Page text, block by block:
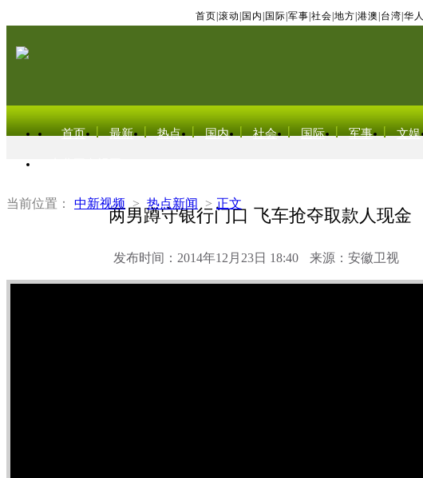
首页 滚动 国内 国际 军事 社会 地方 港澳 台湾 华人
首页 最新 热点 国内 社会 国际 军事 文娱
当前位置： 中新视频 > 热点新闻 > 正文
两男蹲守银行门口 飞车抢夺取款人现金
发布时间：2014年12月23日 18:40 来源：安徽卫视